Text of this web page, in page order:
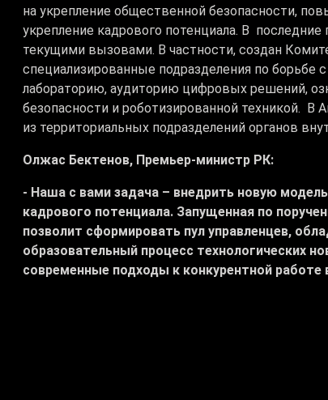
на укрепление общественной безопасности,
укрепление кадрового потенциала. В
текущими вызовами. В частности, создан
специализированные подразделения по
лабораторию, аудиторию цифровых решений,
безопасности и роботизированной техникой. В
из территориальных подразделений органов
Олжас Бектенов, Премьер-министр РК:
- Наша с вами задача – внедрить новую
кадрового потенциала. Запущенная по
позволит сформировать пул управленцев,
образовательный процесс технологических
современные подходы к конкурентной работе